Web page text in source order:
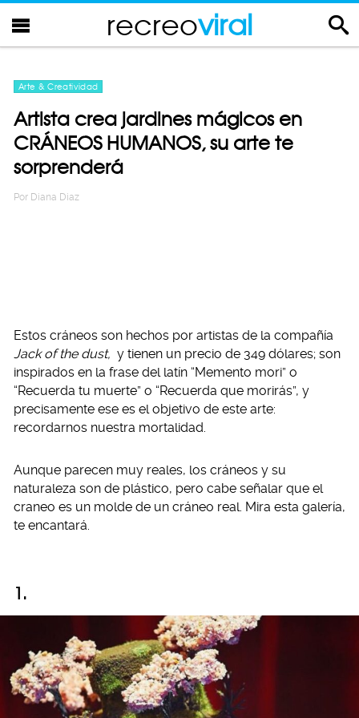
recreoviral
Arte & Creatividad
Artista crea jardines mágicos en
CRÁNEOS HUMANOS, su arte te
sorprenderá
Por Diana Diaz
Estos cráneos son hechos por artistas de la compañía
Jack of the dust, y tienen un precio de 349 dólares; son
inspirados en la frase del latín “Memento mori” o
“Recuerda tu muerte” o “Recuerda que morirás”, y
precisamente ese es el objetivo de este arte:
recordarnos nuestra mortalidad.
Aunque parecen muy reales, los cráneos y su
naturaleza son de plástico, pero cabe señalar que el
craneo es un molde de un cráneo real. Mira esta galería,
te encantará.
1.